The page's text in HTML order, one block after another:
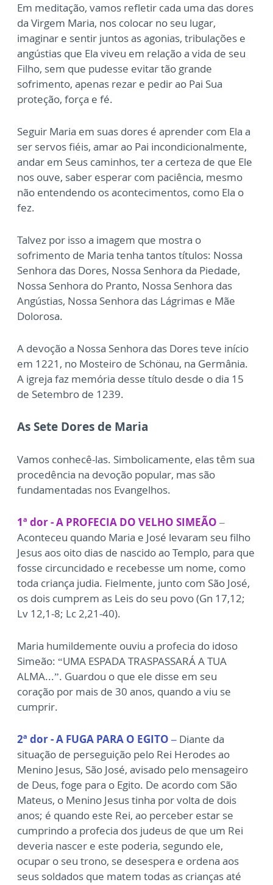
Em meditação, vamos refletir cada uma das dores
da Virgem Maria, nos colocar no seu lugar,
imaginar e sentir juntos as agonias, tribulações e
angústias que Ela viveu em relação a vida de seu
Filho, sem que pudesse evitar tão grande
sofrimento, apenas rezar e pedir ao Pai Sua
proteção, força e fé.
Seguir Maria em suas dores é aprender com Ela a
ser servos fiéis, amar ao Pai incondicionalmente,
andar em Seus caminhos, ter a certeza de que Ele
nos ouve, saber esperar com paciência, mesmo
não entendendo os acontecimentos, como Ela o
fez.
Talvez por isso a imagem que mostra o
sofrimento de Maria tenha tantos títulos: Nossa
Senhora das Dores, Nossa Senhora da Piedade,
Nossa Senhora do Pranto, Nossa Senhora das
Angústias, Nossa Senhora das Lágrimas e Mãe
Dolorosa.
A devoção a Nossa Senhora das Dores teve início
em 1221, no Mosteiro de Schönau, na Germânia.
A igreja faz memória desse título desde o dia 15
de Setembro de 1239.
As Sete Dores de Maria
Vamos conhecê-las. Simbolicamente, elas têm sua
procedência na devoção popular, mas são
fundamentadas nos Evangelhos.
1ª dor - A PROFECIA DO VELHO SIMEÃO –
Aconteceu quando Maria e José levaram seu filho
Jesus aos oito dias de nascido ao Templo, para que
fosse circuncidado e recebesse um nome, como
toda criança judia. Fielmente, junto com São José,
os dois cumprem as Leis do seu povo (Gn 17,12;
Lv 12,1-8; Lc 2,21-40).
Maria humildemente ouviu a profecia do idoso
Simeão: “UMA ESPADA TRASPASSARÁ A TUA
ALMA...”. Guardou o que ele disse em seu
coração por mais de 30 anos, quando a viu se
cumprir.
2ª dor - A FUGA PARA O EGITO – Diante da
situação de perseguição pelo Rei Herodes ao
Menino Jesus, São José, avisado pelo mensageiro
de Deus, foge para o Egito. De acordo com São
Mateus, o Menino Jesus tinha por volta de dois
anos; é quando este Rei, ao perceber estar se
cumprindo a profecia dos judeus de que um Rei
deveria nascer e este poderia, segundo ele,
ocupar o seu trono, se desespera e ordena aos
seus soldados que matem todas as crianças até